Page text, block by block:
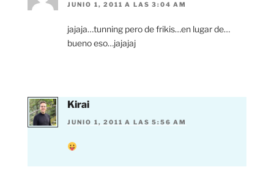
JUNIO 1, 2011 A LAS 3:04 AM
jajaja…tunning pero de frikis…en lugar de…
bueno eso…jajajaj
Kirai
JUNIO 1, 2011 A LAS 5:56 AM